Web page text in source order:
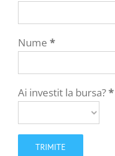
Nume *
Ai investit la bursa?*